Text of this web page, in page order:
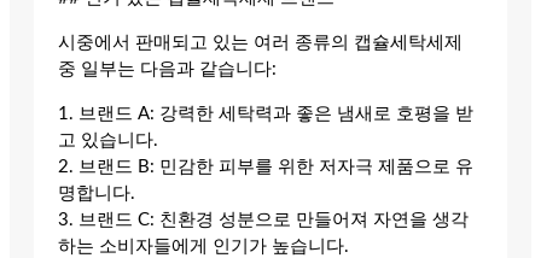
시중에서 판매되고 있는 여러 종류의 캡슐세탁세제
중 일부는 다음과 같습니다:
1. 브랜드 A: 강력한 세탁력과 좋은 냄새로 호평을 받
고 있습니다.
2. 브랜드 B: 민감한 피부를 위한 저자극 제품으로 유
명합니다.
3. 브랜드 C: 친환경 성분으로 만들어져 자연을 생각
하는 소비자들에게 인기가 높습니다.